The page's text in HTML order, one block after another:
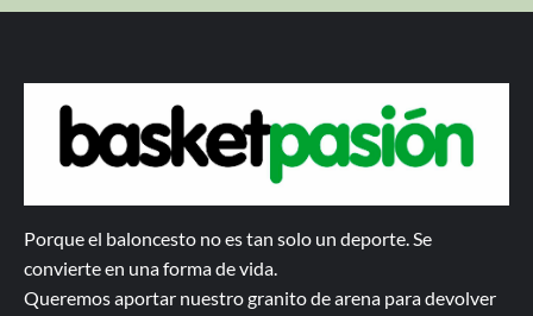
Porque el baloncesto no es tan solo un deporte. Se
convierte en una forma de vida.
Queremos aportar nuestro granito de arena para devolver